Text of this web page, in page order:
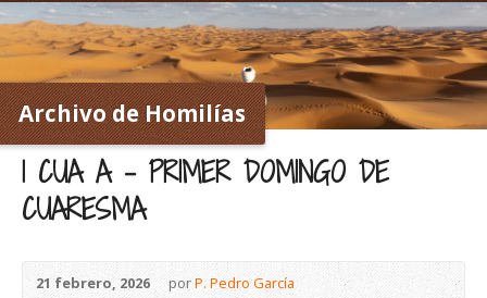
Archivo de Homilías
1 CUA A – PRIMER DOMINGO DE
CUARESMA
21 febrero, 2026 porP. Pedro García